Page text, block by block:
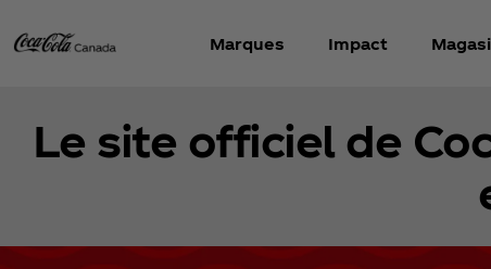
Marques Impact
Le site officiel de